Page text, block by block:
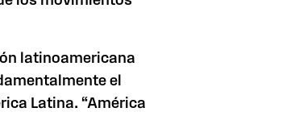
latinoamericana
el
Latina. “América